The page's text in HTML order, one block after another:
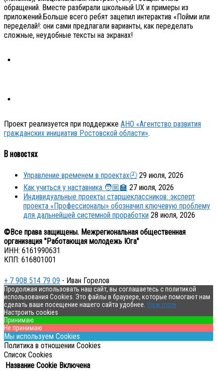
обращений. Вместе разбирали школьный UX и примеры из
приложений.Больше всего ребят зацепил интерактив «Пойми или
переделай!: они сами предлагали варианты, как переделать
сложные, неудобные тексты на экранах!
Проект реализуется при поддержке АНО «Агентство развития
гражданских инициатив Ростовской области».
В новостях
Управление временем в проектах🕘 29 июля, 2026
Как учиться у наставника 🧑🏼‍🏫 27 июля, 2026
Индивидуальные проекты старшеклассников: эксперт
проекта «Профессионалы» обозначил ключевую проблему
для дальнейшей системной проработки 28 июля, 2026
©Все права защищены. Межрегиональная общественная
организация "Работающая молодежь Юга"
ИНН: 6161990631
КПП: 616801001
+ 7 908 514 79 09 - Иван Горелов
Продолжая использовать наш сайт, вы соглашаетесь с политикой
использования Cookies. Это файлы в браузере, которые помогают нам
сделать ваше посещение нашего сайта удобнее. View more
Настроить cookies
Принимаю
Не принимаю
Мы используем Cookies
Политика в отношении Cookies
Список Cookies
Название Cookie Включена